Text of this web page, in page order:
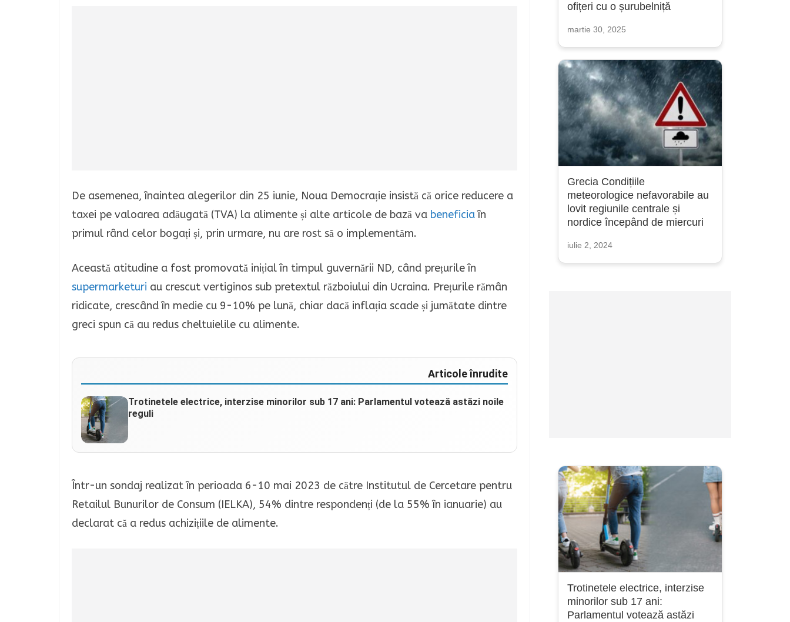
De asemenea, înaintea alegerilor din 25 iunie, Noua Democrație insistă că orice reducere a
taxei pe valoarea adăugată (TVA) la alimente și alte articole de bază va beneficiaîn
primul rând celor bogați și, prin urmare, nu are rost să o implementăm.
Această atitudine a fost promovată inițial în timpul guvernării ND, când prețurile în
supermarketuri au crescut vertiginos sub pretextul războiului din Ucraina. Prețurile rămân
ridicate, crescând în medie cu 9-10% pe lună, chiar dacă inflația scade și jumătate dintre
greci spun că au redus cheltuielile cu alimente.
Articole înrudite
Trotinetele electrice, interzise minorilor sub 17 ani: Parlamentul votează astăzi noile
reguli
Într-un sondaj realizat în perioada 6-10 mai 2023 de către Institutul de Cercetare pentru
Retailul Bunurilor de Consum (IELKA), 54% dintre respondenți (de la 55% în ianuarie) au
declarat că a redus achizițiile de alimente.
ofițeri cu o șurubelniță
martie 30, 2025
Grecia Condițiile
meteorologice nefavorabile au
lovit regiunile centrale și
nordice începând de miercuri
iulie 2, 2024
Trotinetele electrice, interzise
minorilor sub 17 ani:
Parlamentul votează astăzi